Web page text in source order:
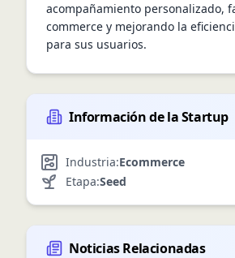
acompañamiento personalizado,
commerce y mejorando la
para sus usuarios.
Información de la Startup
Industria:Ecommerce
Etapa:Seed
Noticias Relacionadas